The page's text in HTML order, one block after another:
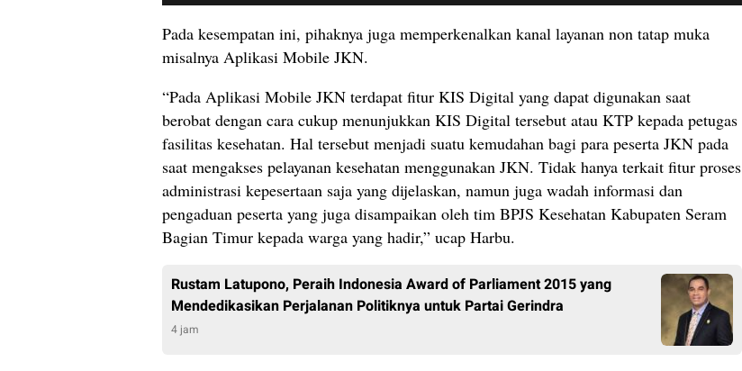
Pada kesempatan ini, pihaknya juga memperkenalkan kanal layanan non tatap muka
misalnya Aplikasi Mobile JKN.
“Pada Aplikasi Mobile JKN terdapat fitur KIS Digital yang dapat digunakan saat
berobat dengan cara cukup menunjukkan KIS Digital tersebut atau KTP kepada petugas
fasilitas kesehatan. Hal tersebut menjadi suatu kemudahan bagi para peserta JKN pada
saat mengakses pelayanan kesehatan menggunakan JKN. Tidak hanya terkait fitur proses
administrasi kepesertaan saja yang dijelaskan, namun juga wadah informasi dan
pengaduan peserta yang juga disampaikan oleh tim BPJS Kesehatan Kabupaten Seram
Bagian Timur kepada warga yang hadir,” ucap Harbu.
Rustam Latupono, Peraih Indonesia Award of Parliament 2015 yang
Mendedikasikan Perjalanan Politiknya untuk Partai Gerindra
4 jam